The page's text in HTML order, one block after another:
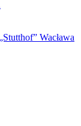
Wacława